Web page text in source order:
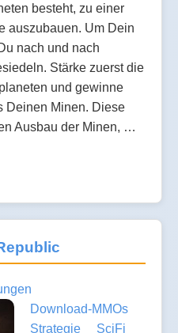
besteht, zu einer
auszubauen. Um Dein
nach und nach
Stärke zuerst die
und gewinne
Deinen Minen. Diese
Ausbau der Minen, …
Download-MMOs
Strategie
SciFi